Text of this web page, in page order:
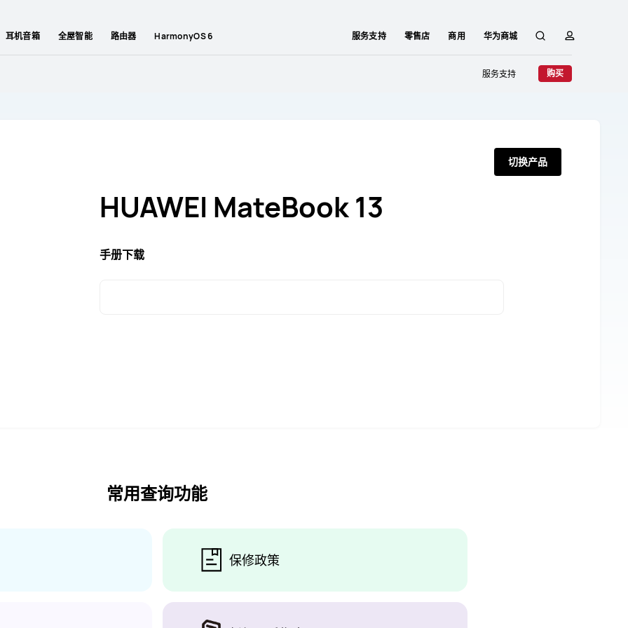
耳机音箱 全屋智能 路由器 HarmonyOS 6 服务支持 零售店 商用 华为商城
搜 简
服务支持 购买
HUAWEI MateBook 13
手册下载
切换产品
常用查询功能
保修政策